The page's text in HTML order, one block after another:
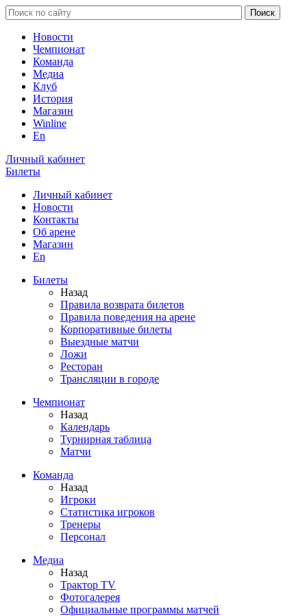
Новости
Чемпионат
Команда
Медиа
Клуб
История
Магазин
Winline
En
Личный кабинет
Билеты
Личный кабинет
Новости
Контакты
Об арене
Магазин
En
Билеты
Назад
Правила возврата билетов
Правила поведения на арене
Корпоративные билеты
Выездные матчи
Ложи
Ресторан
Трансляции в городе
Чемпионат
Назад
Календарь
Турнирная таблица
Матчи
Команда
Назад
Игроки
Статистика игроков
Тренеры
Персонал
Медиа
Назад
Трактор TV
Фотогалерея
Официальные программы матчей